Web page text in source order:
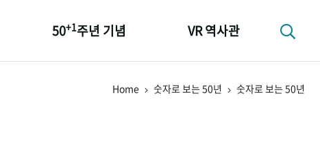
50+1주년 기념 VR 역사관
Home 숫자로 보는 50년 숫자로 보는 50년